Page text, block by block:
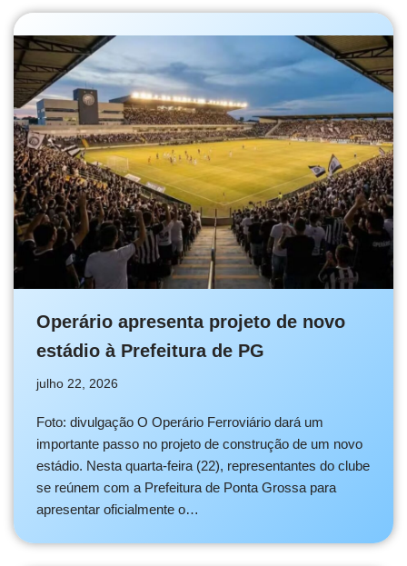
Operário apresenta projeto de novo
estádio à Prefeitura de PG
julho 22, 2026
Foto: divulgação O Operário Ferroviário dará um
importante passo no projeto de construção de um novo
estádio. Nesta quarta-feira (22), representantes do clube
se reúnem com a Prefeitura de Ponta Grossa para
apresentar oficialmente o…